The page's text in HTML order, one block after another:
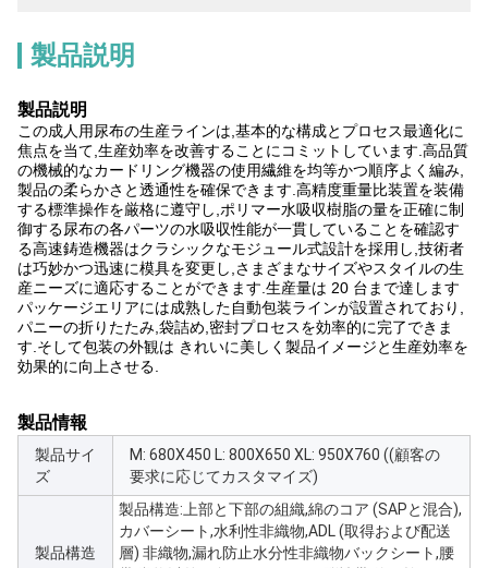
製品説明
製品説明
この成人用尿布の生産ラインは,基本的な構成とプロセス最適化に
焦点を当て,生産効率を改善することにコミットしています.高品質
の機械的なカードリング機器の使用繊維を均等かつ順序よく編み,
製品の柔らかさと透通性を確保できます.高精度重量比装置を装備
する標準操作を厳格に遵守し,ポリマー水吸収樹脂の量を正確に制
御する尿布の各パーツの水吸収性能が一貫していることを確認す
る高速鋳造機器はクラシックなモジュール式設計を採用し,技術者
は巧妙かつ迅速に模具を変更し,さまざまなサイズやスタイルの生
産ニーズに適応することができます.生産量は 20 台まで達します
パッケージエリアには成熟した自動包装ラインが設置されており,
パニーの折りたたみ,袋詰め,密封プロセスを効率的に完了できま
す.そして包装の外観は きれいに美しく製品イメージと生産効率を
効果的に向上させる.
製品情報
製品サイ
ズ
M: 680X450 L: 800X650 XL: 950X760 ((顧客の
要求に応じてカスタマイズ)
製品構造
製品構造:上部と下部の組織,綿のコア (SAPと混合),
カバーシート,水利性非織物,ADL (取得および配送
層) 非織物,漏れ防止水分性非織物バックシート,腰